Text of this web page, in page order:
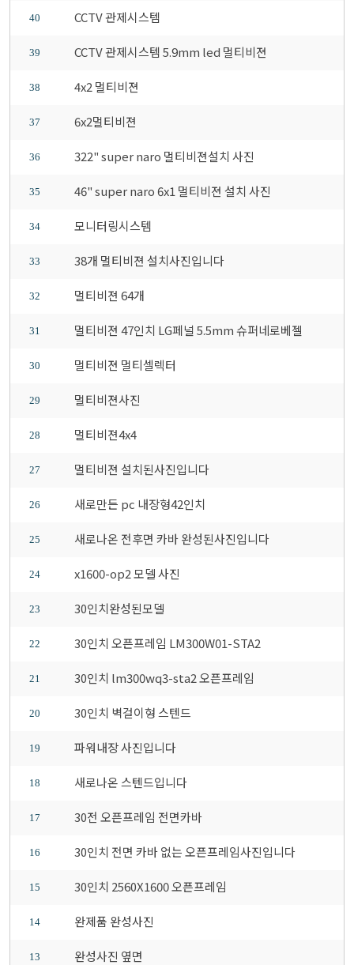
40 CCTV 관제시스템
39 CCTV 관제시스템 5.9mm led 멀티비젼
38 4x2 멀티비젼
37 6x2멀티비젼
36 322" super naro 멀티비젼설치 사진
35 46" super naro 6x1 멀티비젼 설치 사진
34 모니터링시스템
33 38개 멀티비젼 설치사진입니다
32 멀티비젼 64개
31 멀티비젼 47인치 LG페널 5.5mm 슈퍼네로베젤
30 멀티비젼 멀티셀렉터
29 멀티비젼사진
28 멀티비젼4x4
27 멀티비젼 설치된사진입니다
26 새로만든 pc 내장형42인치
25 새로나온 전후면 카바 완성된사진입니다
24 x1600-op2 모델 사진
23 30인치완성된모델
22 30인치 오픈프레임 LM300W01-STA2
21 30인치 lm300wq3-sta2 오픈프레임
20 30인치 벽걸이형 스텐드
19 파워내장 사진입니다
18 새로나온 스텐드입니다
17 30전 오픈프레임 전면카바
16 30인치 전면 카바 없는 오픈프레임사진입니다
15 30인치 2560X1600 오픈프레임
14 완제품 완성사진
13 완성사진 옆면